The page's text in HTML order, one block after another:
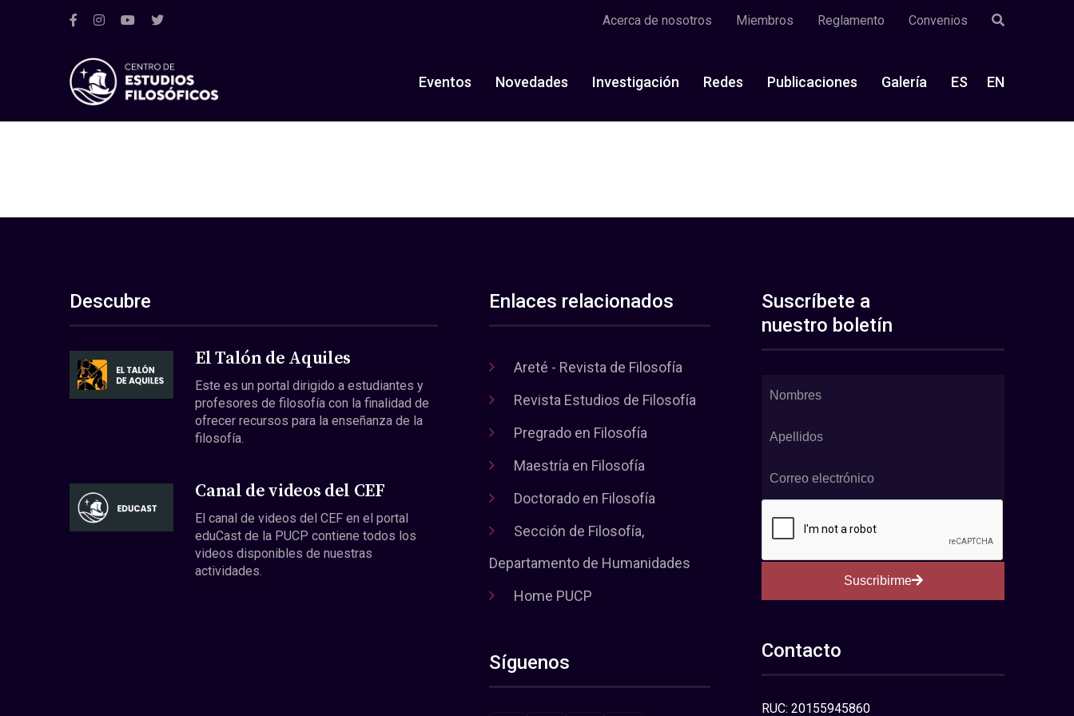
Acerca de nosotros Miembros Reglamento Convenios
Eventos Novedades Investigación Redes Publicaciones Galería ES EN
Descubre
El Talón de Aquiles
Este es un portal dirigido a estudiantes y
profesores de filosofía con la finalidad de
ofrecer recursos para la enseñanza de la
filosofía.
Canal de videos del CEF
El canal de videos del CEF en el portal
eduCast de la PUCP contiene todos los
videos disponibles de nuestras
actividades.
Enlaces relacionados
Areté - Revista de Filosofía
Revista Estudios de Filosofía
Pregrado en Filosofía
Maestría en Filosofía
Doctorado en Filosofía
Sección de Filosofía,
Departamento de Humanidades
Home PUCP
Síguenos
Suscríbete a
nuestro boletín
Suscribirme
Contacto
RUC: 20155945860